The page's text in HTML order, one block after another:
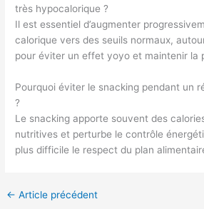
très hypocalorique ?
Il est essentiel d’augmenter
calorique vers des seuils normaux,
pour éviter un effet yoyo et maintenir la
Pourquoi éviter le snacking pendant un
?
Le snacking apporte souvent des
nutritives et perturbe le contrôle
plus difficile le respect du plan
← Article précédent